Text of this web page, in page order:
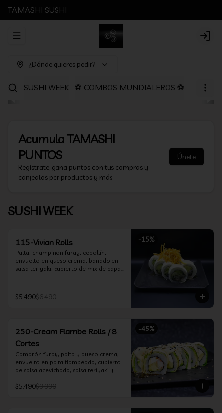
TAMASHI SUSHI
Abrir menu de navegación Login
¿Dónde quieres pedir?
SUSHI WEEK ⚽ COMBOS MUNDIALEROS ⚽
AcumulaTAMASHI
PUNTOS
Regístrate, gana puntos con tus compras y
canjealos por productos y más
Únete
SUSHI WEEK
-15%
115-Vivian Rolls
Palta, champiñon furay, cebollín,
envuelto en queso crema, bañado en
salsa teriyaki, cubierto de mix de papas
$5.490$6.490
-45%
250-Cream Flambe Rolls / 8
Cortes
Camarón furay, palta y queso crema,
envuelto en palta flambeada, cubierto
de salsa acevichada, salsa teriyaki y
$5.490$9.990